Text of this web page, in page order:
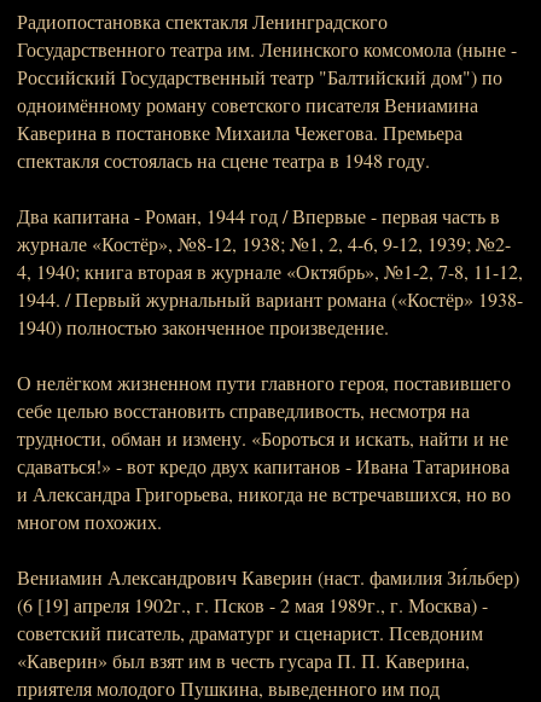
Радиопостановка спектакля Ленинградского
Государственного театра им. Ленинского комсомола (ныне -
Российский Государственный театр "Балтийский дом") по
одноимённому роману советского писателя Вениамина
Каверина в постановке Михаила Чежегова. Премьера
спектакля состоялась на сцене театра в 1948 году.
Два капитана - Роман, 1944 год / Впервые - первая часть в
журнале «Костёр», №8-12, 1938; №1, 2, 4-6, 9-12, 1939; №2-
4, 1940; книга вторая в журнале «Октябрь», №1-2, 7-8, 11-12,
1944. / Первый журнальный вариант романа («Костёр» 1938-
1940) полностью законченное произведение.
О нелёгком жизненном пути главного героя, поставившего
себе целью восстановить справедливость, несмотря на
трудности, обман и измену. «Бороться и искать, найти и не
сдаваться!» - вот кредо двух капитанов - Ивана Татаринова
и Александра Григорьева, никогда не встречавшихся, но во
многом похожих.
Вениамин Александрович Каверин (наст. фамилия Зи́льбер)
(6 [19] апреля 1902г., г. Псков - 2 мая 1989г., г. Москва) -
советский писатель, драматург и сценарист. Псевдоним
«Каверин» был взят им в честь гусара П. П. Каверина,
приятеля молодого Пушкина, выведенного им под